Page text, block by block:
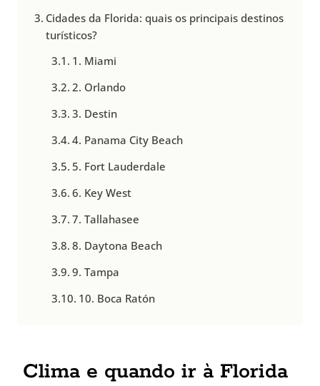
Cidades da Florida: quais os principais destinos
turísticos?
1. Miami
2. Orlando
3. Destin
4. Panama City Beach
5. Fort Lauderdale
6. Key West
7. Tallahasee
8. Daytona Beach
9. Tampa
10. Boca Ratón
Clima e quando ir à Florida